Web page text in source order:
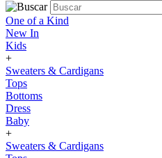
One of a Kind
New In
Kids
+
Sweaters & Cardigans
Tops
Bottoms
Dress
Baby
+
Sweaters & Cardigans